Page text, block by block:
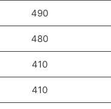
490
480
410
410